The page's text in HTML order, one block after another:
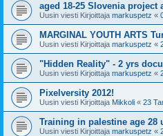
aged 18-25 Slovenia project
Uusin viesti Kirjoittaja markuspetz «
MARGINAL YOUTH ARTS
Uusin viesti Kirjoittaja markuspetz «
"Hidden Reality" - 2 yrs
Uusin viesti Kirjoittaja markuspetz «
Pixelversity 2012!
Uusin viesti Kirjoittaja Mikkoli « 23
Training in palestine age 28
Uusin viesti Kirjoittaja markuspetz «